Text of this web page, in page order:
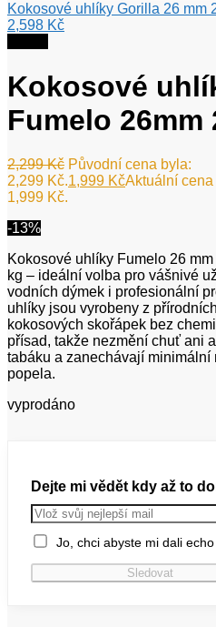
Kokosové uhlíky Gorilla 26 mm
2,598 Kč
Kokosové
Fumelo 26mm
2,299Kč Původní cena byla:
2,299 Kč.1,999 KčAktuální cena
1,999 Kč.
-13%
Kokosové uhlíky Fumelo 26
kg – ideální volba pro vášnivé
vodních dýmek i profesionální
uhlíky jsou vyrobeny z přírodních
kokosových skořápek bez
přísad, takže nezmění chuť ani
tabáku a zanechávají minimální
popela.
vyprodáno
Dejte mi vědět kdy až to
Jo, chci abyste mi dali echo